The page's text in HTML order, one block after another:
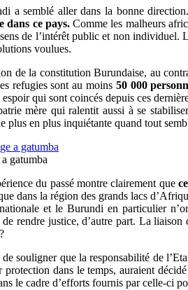
a semblé aller dans la bonne
dans ce pays.Comme les malheurs
de l’intérêt public et non
voulues.
de la constitution Burundaise, au
refugies sont au moins 50 000
espoir qui sont coincés depuis ces
mère qui ralentit aussi à se
en plus inquiétante quand tout
gatumba
du passé montre clairement que
dans la région des grands lacs
et le Burundi en particulier
rendre justice, d’autre part. La
souligner que la responsabilité de
dans le temps, auraient
le cadre d’efforts fournis par celle-ci